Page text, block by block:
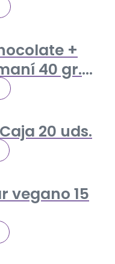
+
40 gr.
20 uds.
vegano 15